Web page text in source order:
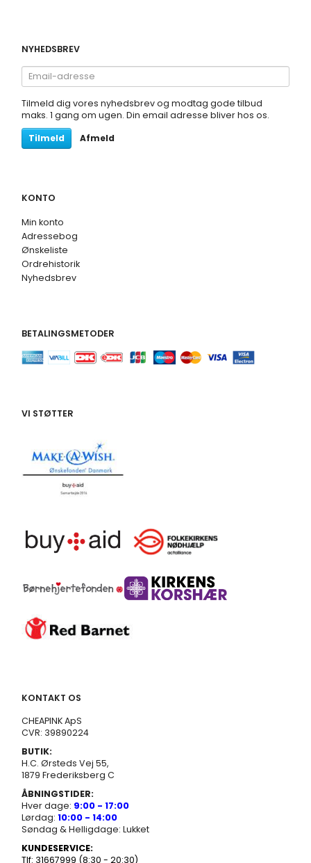
NYHEDSBREV
Email-
adresse
Tilmeld dig vores nyhedsbrev og modtag gode tilbud
maks. 1 gang om ugen. Din email adresse bliver hos os.
Tilmeld
Afmeld
KONTO
Min konto
Adressebog
Ønskeliste
Ordrehistorik
Nyhedsbrev
BETALINGSMETODER
VI STØTTER
KONTAKT OS
CHEAPINK ApS
CVR: 39890224
BUTIK:
H.C. Ørsteds Vej 55,
1879 Frederiksberg C
ÅBNINGSTIDER:
Hver dage: 9:00 - 17:00
Lørdag: 10:00 - 14:00
Søndag & Helligdage: Lukket
KUNDESERVICE:
Tlf: 31667999 (8:30 - 20:30)